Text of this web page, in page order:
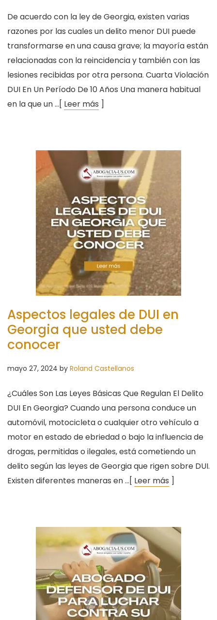
De acuerdo con la ley de Georgia, existen varias
razones por las cuales un delito menor DUI puede
transformarse en una causa grave; la mayoría están
relacionadas con la reincidencia y también con las
lesiones recibidas por otra persona. Cuarta Violación
DUI En Un Período De 10 Años Una manera habitual
en la que un …[ Leer más ]
Aspectos legales de DUI en
Georgia que usted debe
conocer
mayo 27, 2024 by Roland Castellanos
¿Cuáles Son Las Leyes Básicas Que Regulan El Delito
DUI En Georgia? Cuando una persona conduce un
automóvil, motocicleta o cualquier otro vehículo a
motor en estado de ebriedad o bajo la influencia de
drogas, permitidas o ilegales, está cometiendo un
delito según las leyes de Georgia que rigen sobre DUI.
Existen diferentes maneras en …[ Leer más ]